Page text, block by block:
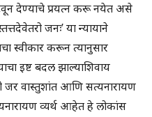
देण्याचे प्रयत्न करू नयेत असे
जनः’ या न्यायाने
स्वीकार करून त्यानुसार
इष्ट बदल झाल्याशिवाय
जर वास्तुशांत आणि सत्यनारायण
व्यर्थ आहेत हे लोकांस